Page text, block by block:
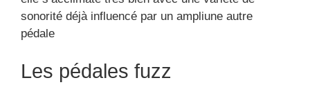
sonorité déjà influencé par un ampliune autre
pédale
Les pédales fuzz